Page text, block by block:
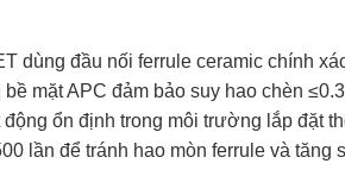
dùng đầu nối ferrule ceramic chính
mặt APC đảm bảo suy hao chèn
ổn định trong môi trường lắp đặt
lần để tránh hao mòn ferrule và tăng